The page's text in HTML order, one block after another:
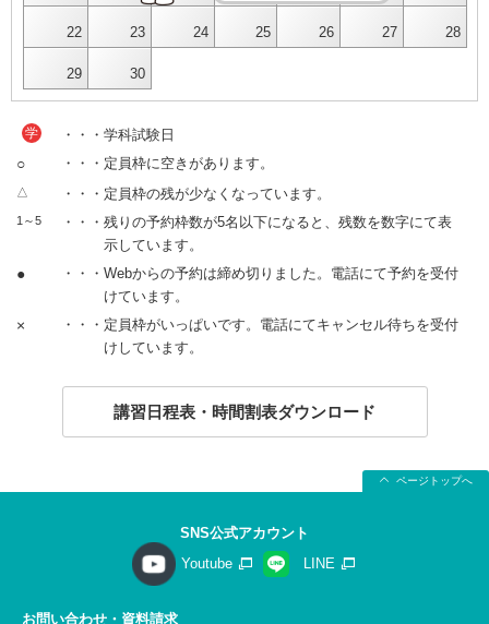
22 23 24 25 26 27 28
29 30
学 ・・・学科試験日
○ ・・・定員枠に空きがあります。
△ ・・・定員枠の残が少なくなっています。
1～5
・・・残りの予約枠数が5名以下になると、残数を数字にて表
示しています。
●
・・・Webからの予約は締め切りました。電話にて予約を受付
けています。
×
・・・定員枠がいっぱいです。電話にてキャンセル待ちを受付
けしています。
講習日程表・時間割表ダウンロード
ページトップへ
SNS公式アカウント
Youtube
LINE
お問い合わせ・資料請求